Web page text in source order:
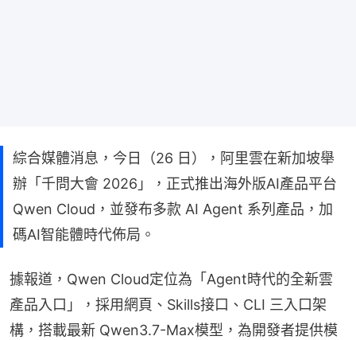
綜合媒體消息，今日（26 日），阿里雲在新加坡舉
辦「千問大會 2026」，正式推出海外版AI產品平台
Qwen Cloud，並發布多款 AI Agent 系列產品，加
碼AI智能體時代佈局。
據報道，Qwen Cloud定位為「Agent時代的全新雲
產品入口」，採用網頁、Skills接口、CLI 三入口架
構，搭載最新 Qwen3.7-Max模型，為開發者提供模